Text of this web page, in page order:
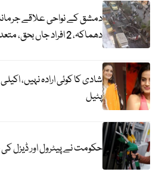
دمشق کے نواحی علاقے
دھماکہ، 2 افراد جاں بحق، متعدد زخمی
شادی کا کوئی ارادہ نہیں،
پٹیل
حکومت نے پیٹرول اور ڈیزل